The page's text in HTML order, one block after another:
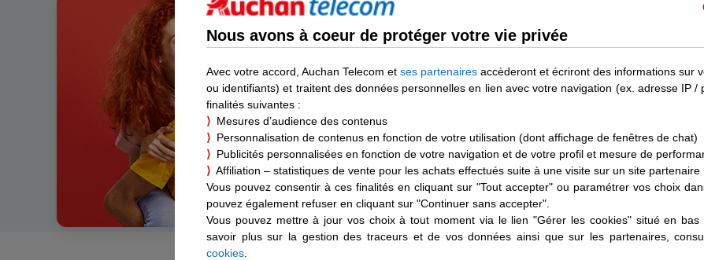
Un réseau
Profitez d’un réseau
soyez : plus de 99%
Nous avons à coeur de protéger votre vie privée
Avec votre accord, Auchan Telecom et ses partenaires accèderont et écriront des informations sur
ou identifiants) et traitent des données personnelles en lien avec votre navigation (ex. adresse IP /
finalités suivantes :
⟩ Mesures d’audience des contenus
⟩ Personnalisation de contenus en fonction de votre utilisation (dont affichage de fenêtres de chat)
⟩ Publicités personnalisées en fonction de votre navigation et de votre profil et mesure de
⟩ Affiliation – statistiques de vente pour les achats effectués suite à une visite sur un site partenaire
Vous pouvez consentir à ces finalités en cliquant sur "Tout accepter" ou paramétrer vos choix
pouvez également refuser en cliquant sur "Continuer sans accepter".
Vous pouvez mettre à jour vos choix à tout moment via le lien "Gérer les cookies" situé en
savoir plus sur la gestion des traceurs et de vos données ainsi que sur les partenaires,
cookies